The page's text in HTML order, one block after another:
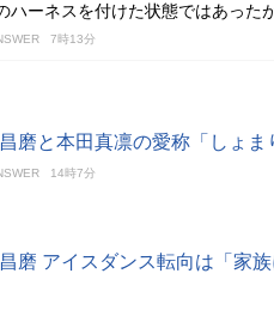
ハーネスを付けた状態ではあった
7時13分
磨と本田真凛の愛称「しょ
14時7分
磨 アイスダンス転向は「家